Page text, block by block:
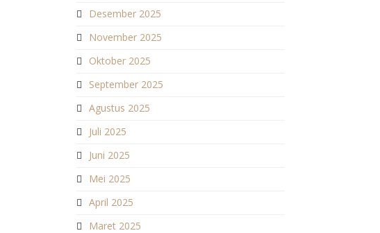
Desember 2025
November 2025
Oktober 2025
September 2025
Agustus 2025
Juli 2025
Juni 2025
Mei 2025
April 2025
Maret 2025